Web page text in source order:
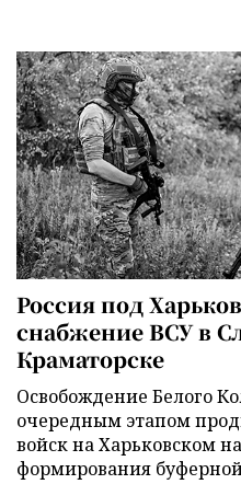
Россия под
снабжение ВСУ в
Краматорске
Освобождение Белого
очередным этапом
войск на Харьковском
формирования